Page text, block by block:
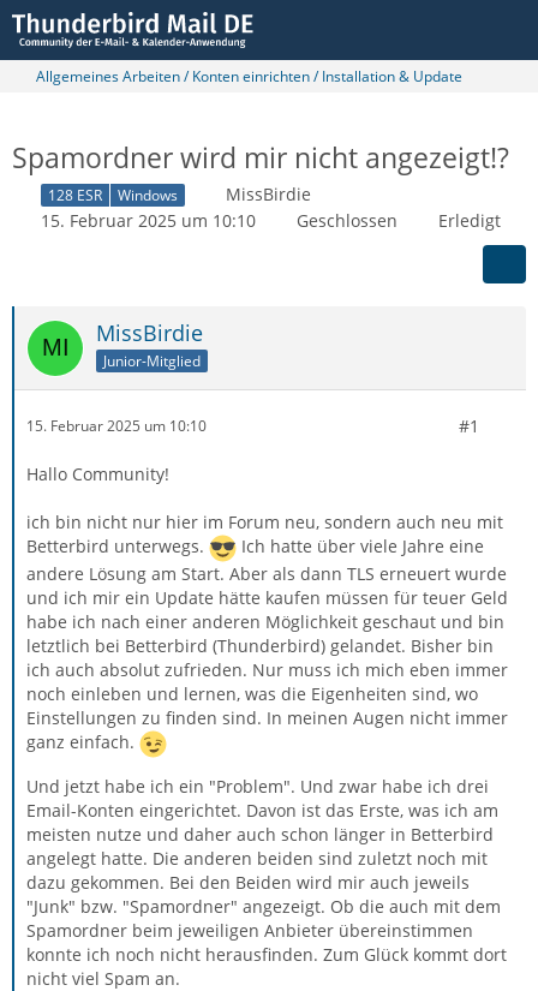
Allgemeines Arbeiten / Konten einrichten / Installation & Update
Spamordner wird mir nicht angezeigt!?
128 ESR Windows
MissBirdie
15. Februar 2025 um 10:10
Geschlossen Erledigt
MissBirdie
Junior-Mitglied
15. Februar 2025 um 10:10 #1
Hallo Community!
ich bin nicht nur hier im Forum neu, sondern auch neu mit
Betterbird unterwegs.
Ich hatte über viele Jahre eine
andere Lösung am Start. Aber als dann TLS erneuert wurde
und ich mir ein Update hätte kaufen müssen für teuer Geld
habe ich nach einer anderen Möglichkeit geschaut und bin
letztlich bei Betterbird (Thunderbird) gelandet. Bisher bin
ich auch absolut zufrieden. Nur muss ich mich eben immer
noch einleben und lernen, was die Eigenheiten sind, wo
Einstellungen zu finden sind. In meinen Augen nicht immer
ganz einfach.
Und jetzt habe ich ein "Problem". Und zwar habe ich drei
Email-Konten eingerichtet. Davon ist das Erste, was ich am
meisten nutze und daher auch schon länger in Betterbird
angelegt hatte. Die anderen beiden sind zuletzt noch mit
dazu gekommen. Bei den Beiden wird mir auch jeweils
"Junk" bzw. "Spamordner" angezeigt. Ob die auch mit dem
Spamordner beim jeweiligen Anbieter übereinstimmen
konnte ich noch nicht herausfinden. Zum Glück kommt dort
nicht viel Spam an.